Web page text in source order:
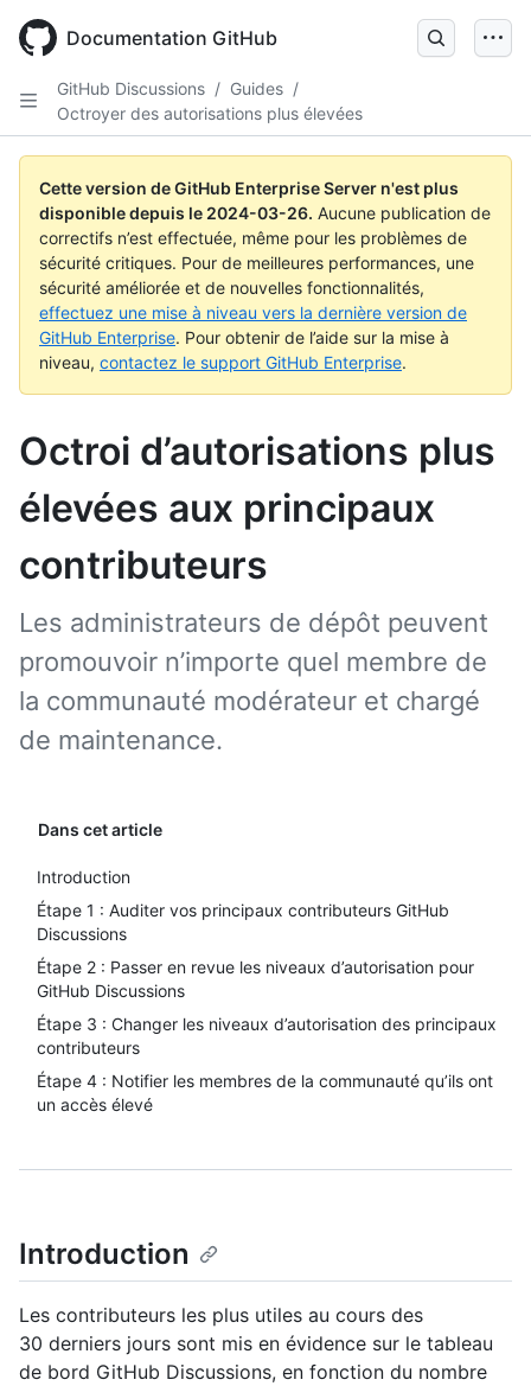
main
Documentation GitHub
GitHub Discussions / Guides /
Octroyer des autorisations plus élevées
Cette version de GitHub Enterprise Server n'est plus
disponible depuis le 2024-03-26. Aucune publication de
correctifs n’est effectuée, même pour les problèmes de
sécurité critiques. Pour de meilleures performances, une
sécurité améliorée et de nouvelles fonctionnalités,
effectuez une mise à niveau vers la dernière version de
GitHub Enterprise. Pour obtenir de l’aide sur la mise à
niveau, contactez le support GitHub Enterprise.
Octroi d’autorisations plus
élevées aux principaux
contributeurs
Les administrateurs de dépôt peuvent
promouvoir n’importe quel membre de
la communauté modérateur et chargé
de maintenance.
Dans cet article
Introduction
Étape 1 : Auditer vos principaux contributeurs GitHub
Discussions
Étape 2 : Passer en revue les niveaux d’autorisation pour
GitHub Discussions
Étape 3 : Changer les niveaux d’autorisation des principaux
contributeurs
Étape 4 : Notifier les membres de la communauté qu’ils ont
un accès élevé
Introduction
Les contributeurs les plus utiles au cours des
30 derniers jours sont mis en évidence sur le tableau
de bord GitHub Discussions, en fonction du nombre